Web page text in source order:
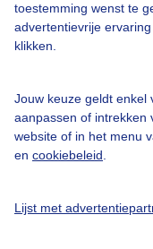
toestemming wenst te
advertentievrije
klikken.
Jouw keuze geldt enkel
aanpassen of intrekken
website of in het menu
en cookiebeleid
Lijst met
Adverteren
Privacy beleid
Cookie beleid